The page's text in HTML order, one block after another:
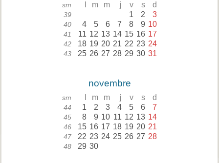
sm m m j v s d
39 1 2 3
40 4 5 6 7 8 9 10
41 11 12 13 14 15 16 17
42 18 19 20 21 22 23 24
43 25 26 27 28 29 30 31
novembre
sm m m j v s d
44 1 2 3 4 5 6 7
45 8 9 10 11 12 13 14
46 15 16 17 18 19 20 21
47 22 23 24 25 26 27 28
48 29 30